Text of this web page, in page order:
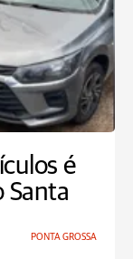
é
Santa
PONTA GROSSA